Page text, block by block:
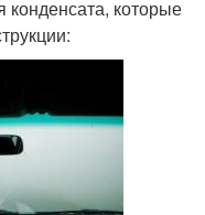
конденсата, которые